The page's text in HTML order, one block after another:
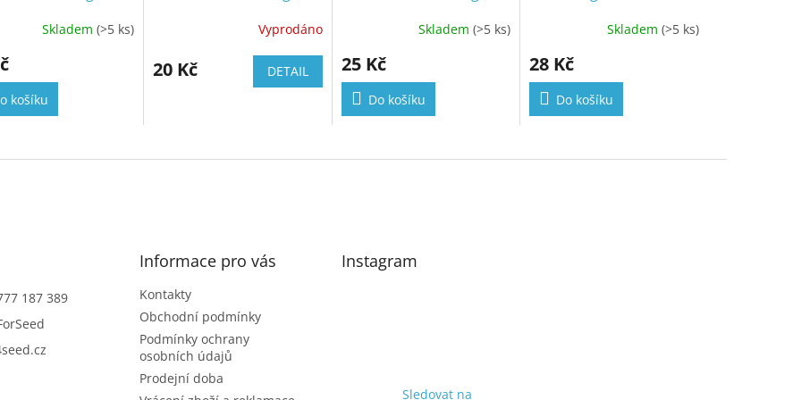
Skladem (>5 ks)
košíku
Vyprodáno
20 Kč DETAIL
Skladem(>5 ks)
25 Kč
Do košíku
Skladem (>5 ks)
28 Kč
Do košíku
187 389
Informace pro vás
Kontakty
Obchodní podmínky
Podmínky ochrany
osobních údajů
Prodejní doba
Instagram
Sledovat na